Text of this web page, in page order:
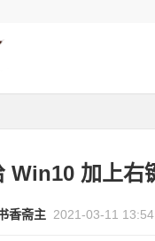
Win10 加上右
香斋主 2021-03-11